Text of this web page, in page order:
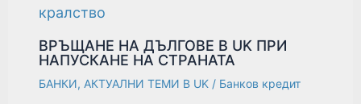
ВРЪЩАНЕ НА ДЪЛГОВЕ В UK ПРИ
НАПУСКАНЕ НА СТРАНАТА
БАНКИ, АКТУАЛНИ ТЕМИ В UK / Банков кредит